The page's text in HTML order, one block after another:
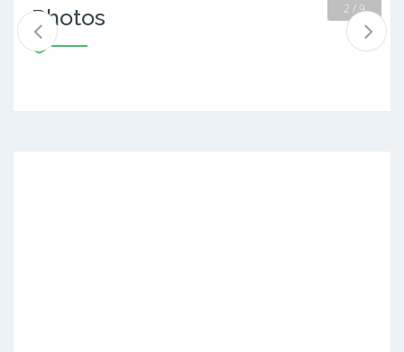
Photos 2 / 9